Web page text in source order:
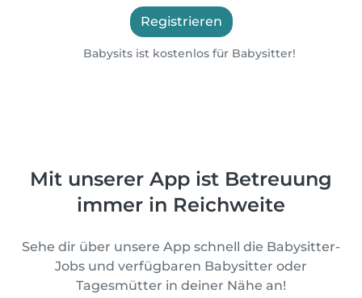
Registrieren
Babysits ist kostenlos für Babysitter!
Mit unserer App ist Betreuung
immer in Reichweite
Sehe dir über unsere App schnell die Babysitter-
Jobs und verfügbaren Babysitter oder
Tagesmütter in deiner Nähe an!